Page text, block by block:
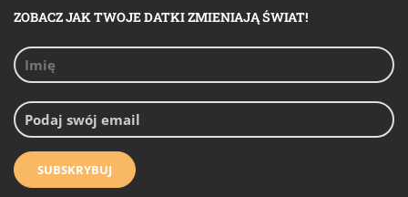
ZOBACZ JAK TWOJE DATKI ZMIENIAJĄ ŚWIAT!